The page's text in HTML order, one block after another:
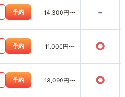
予約 14,300円〜 -
予約 11,000円〜 ○
予約 13,090円〜 ○